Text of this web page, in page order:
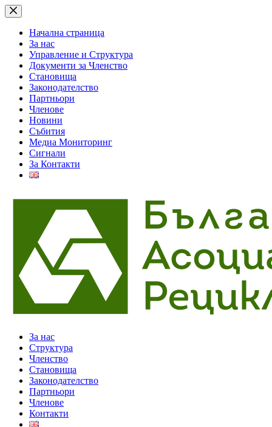
Skip
to
contentНачална страница
За нас
Управление и Структура
Документи за Членство
Становища
Законодателство
Партньори
Членове
Новини
Събития
Медиа Мониторинг
Сигнали
За Контакти
За нас
Структура
Членство
Становища
Законодателство
Партньори
Членове
Контакти